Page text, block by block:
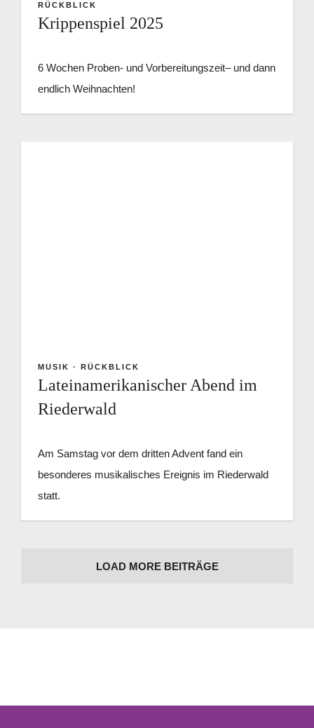
RÜCKBLICK
Krippenspiel 2025
6 Wochen Proben- und Vorbereitungszeit– und dann
endlich Weihnachten!
MUSIK · RÜCKBLICK
Latein­amerika­nischer Abend im
Riederwald
Am Samstag vor dem dritten Advent fand ein
besonderes musikalisches Ereignis im Riederwald
statt.
LOAD MORE BEITRÄGE